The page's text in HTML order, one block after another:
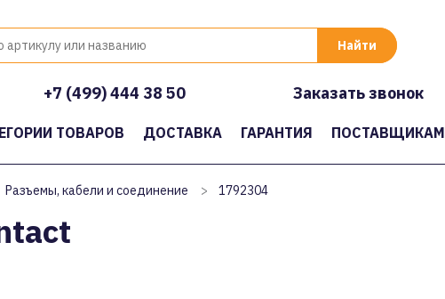
+7 (499) 444 38 50 Заказать звонок
ТОВАРОВ ДОСТАВКА ГАРАНТИЯ ПОСТАВЩИКАМ
Разъемы, кабели и соединение > 1792304